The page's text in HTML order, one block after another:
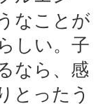
なことが
しい。子
なら、感
とったう